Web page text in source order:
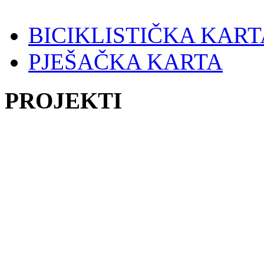
BICIKLISTIČKA
PJEŠAČKA KARTA
PROJEKTI